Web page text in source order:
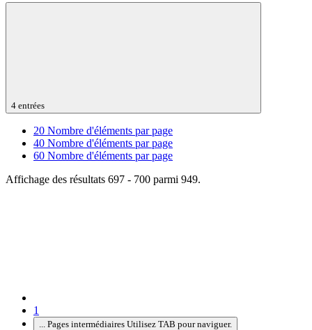
4 entrées
20 Nombre d'éléments par page
40 Nombre d'éléments par page
60 Nombre d'éléments par page
Affichage des résultats 697 - 700 parmi 949.
1
Pages intermédiaires Utilisez TAB pour naviguer.